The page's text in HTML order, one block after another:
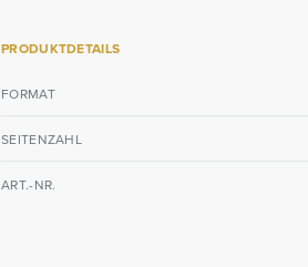
PRODUKTDETAILS
FORMAT
SEITENZAHL
ART.-NR.